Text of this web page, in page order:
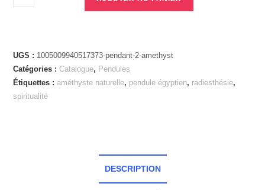
UGS : 1005009940517373-pendant-2-amethyst
Catégories :Catalogue, Pendules
Étiquettes :améthyste naturelle, pendule égyptien, radiesthésie,
spiritualité
DESCRIPTION